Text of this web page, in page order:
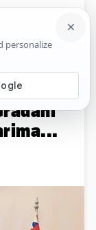
Komentari